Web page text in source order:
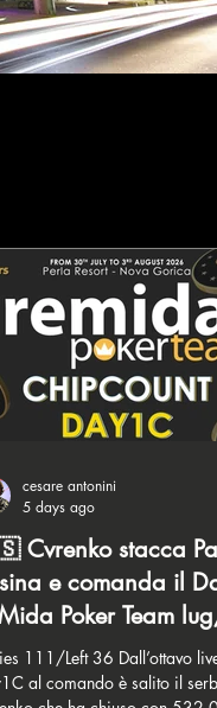
Cvrenko stacca
e comanda il
Poker Team
Left 36 Dall’ottavo livello del
al comando è salito il
cesare antonini
5 days ago